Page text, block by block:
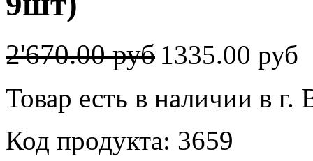
2'670.00 руб 1335.00 руб
Товар есть в наличии в г.
Код продукта: 3659